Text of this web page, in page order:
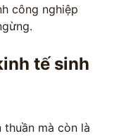
công nghiệp
tế sinh
mà còn là